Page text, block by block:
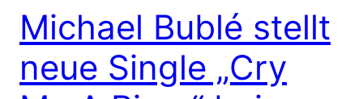
Michael Bublé stellt
neue Single „Cry